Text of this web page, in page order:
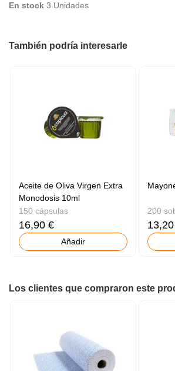
En stock 3 Unidades
También podría interesarle
Aceite de Oliva Virgen Extra
Monodosis 10ml
150 cápsulas
16,90 €
Añadir
200
Los clientes que compraron este